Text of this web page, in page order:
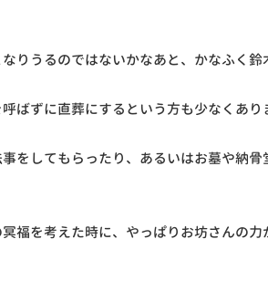
りうるのではないかなあと、かなふく鈴
ばずに直葬にするという方も少なくあり
をしてもらったり、あるいはお墓や納骨
福を考えた時に、やっぱりお坊さんの力